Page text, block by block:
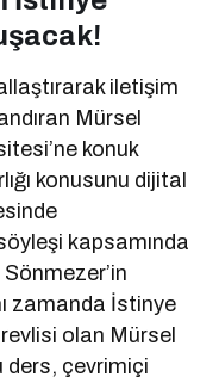
iletişim
Mürsel
konuk
konusunu dijital
kapsamında
zamanda İstinye
olan Mürsel
ders, çevrimiçi